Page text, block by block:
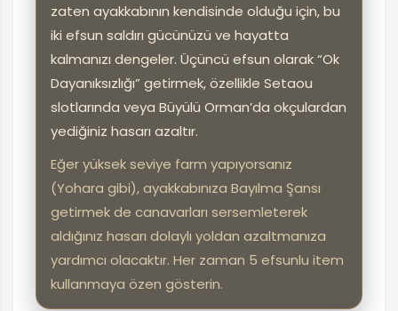
zaten ayakkabının kendisinde olduğu için, bu
iki efsun saldırı gücünüzü ve hayatta
kalmanızı dengeler. Üçüncü efsun olarak “Ok
Dayanıksızlığı” getirmek, özellikle Setaou
slotlarında veya Büyülü Orman’da okçulardan
yediğiniz hasarı azaltır.
Eğer yüksek seviye farm yapıyorsanız
(Yohara gibi), ayakkabınıza Bayılma Şansı
getirmek de canavarları sersemleterek
aldığınız hasarı dolaylı yoldan azaltmanıza
yardımcı olacaktır. Her zaman 5 efsunlu item
kullanmaya özen gösterin.